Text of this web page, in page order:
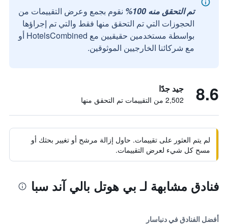
تم التحقق منه 100%
نقوم بجمع وعرض التقييمات من
الحجوزات التي تم التحقق منها فقط والتي تم إجراؤها
بواسطة مستخدمين حقيقيين مع HotelsCombined أو
مع شركائنا الخارجيين الموثوقين.
8.6 جيد جدًا
2,502 من التقييمات تم التحقق منها
لم يتم العثور على تقييمات. حاول إزالة مرشح أو تغيير بحثك أو
مسح كل شيء لعرض التقييمات.
فنادق مشابهة لـ بي هوتل بالي آند سبا
أفضل الفنادق في دنباسار